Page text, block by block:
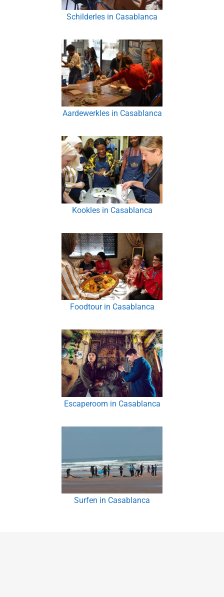
Schilderles in Casablanca
Aardewerkles in Casablanca
Kookles in Casablanca
Foodtour in Casablanca
Escaperoom in Casablanca
Surfen in Casablanca